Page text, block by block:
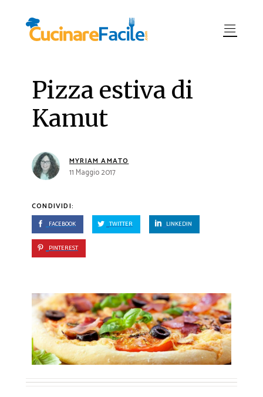
Pizza estiva di
Kamut
MYRIAM AMATO
11 Maggio 2017
CONDIVIDI:
FACEBOOK TWITTER LINKEDIN
PINTEREST